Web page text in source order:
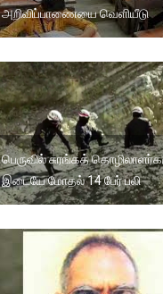
அறிவிப்பாணையை வெளியீடு
பெருவில் சுரங்கத்
இடையே மோதல் 14 பேர் பலி